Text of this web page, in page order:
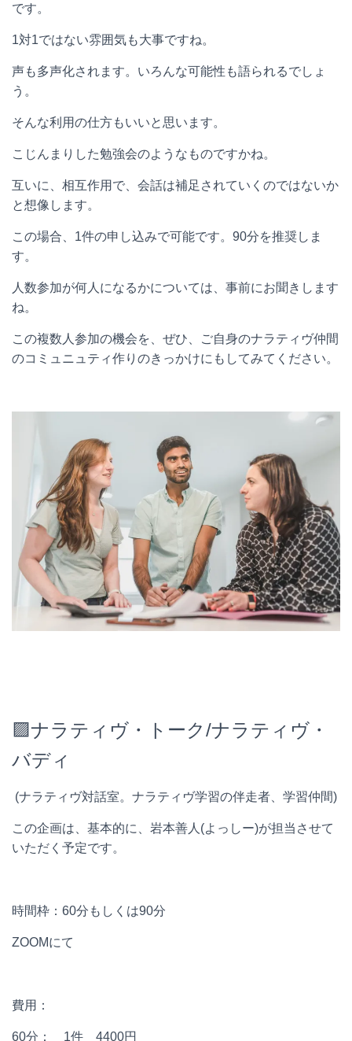
です。
1対1ではない雰囲気も大事ですね。
声も多声化されます。いろんな可能性も語られるでしょ
う。
そんな利用の仕方もいいと思います。
こじんまりした勉強会のようなものですかね。
互いに、相互作用で、会話は補足されていくのではないか
と想像します。
この場合、1件の申し込みで可能です。90分を推奨しま
す。
人数参加が何人になるかについては、事前にお聞きします
ね。
この複数人参加の機会を、ぜひ、ご自身のナラティヴ仲間
のコミュニュティ作りのきっかけにもしてみてください。
🟪ナラティヴ・トーク/ナラティヴ・
バディ
(ナラティヴ対話室。ナラティヴ学習の伴走者、学習仲間)
この企画は、基本的に、岩本善人 (よっしー)が担当させて
いただく予定です。
時間枠： 60分もしくは90分
ZOOMにて
費用：
60分： 1件 4400円